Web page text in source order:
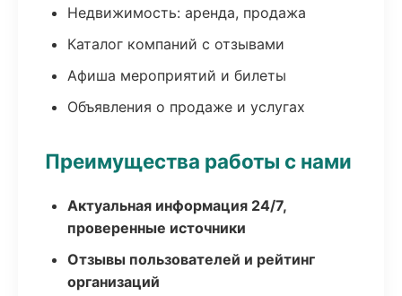
Недвижимость: аренда, продажа
Каталог компаний с отзывами
Афиша мероприятий и билеты
Объявления о продаже и услугах
Преимущества работы с нами
Актуальная информация 24/7,
проверенные источники
Отзывы пользователей и рейтинг
организаций